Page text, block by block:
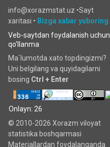
info@xorazmstat.uz •Sayt
xaritasi • Bizga xabar yuboring
Veb-saytdan foydalanish uchun
qo'llanma
Ma`lumotda xato topdingizmi?
Uni belgilang va quyidagilarni
bosing Ctrl + Enter
Onlayn: 26
© 2010-2026 Xorazm viloyat
statistika boshqarmasi
Materiallardan foydalanganda